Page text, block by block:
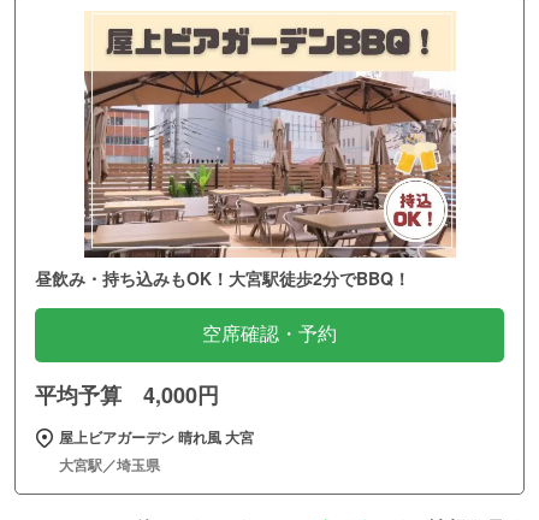
昼飲み・持ち込みもOK！大宮駅徒歩2分でBBQ！
空席確認・予約
平均予算 4,000円
屋上ビアガーデン 晴れ風 大宮
大宮駅／埼玉県